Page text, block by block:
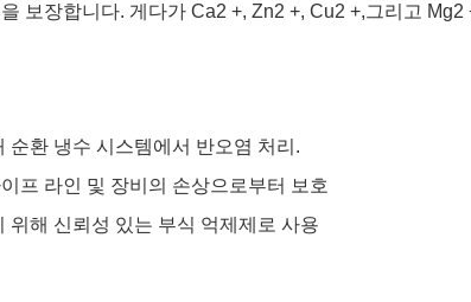
보장합니다. 게다가 Ca2 +, Zn2 +, Cu2 +,그리고 Mg2
순환 냉수 시스템에서 반오염 처리.
프 라인 및 장비의 손상으로부터 보호
해 신뢰성 있는 부식 억제제로 사용